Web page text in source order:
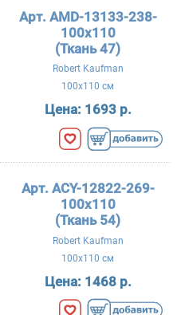
Арт. AMD-13133-238-
100x110
(Ткань 47)
Robert Kaufman
100x110 см
Цена: 1693 р.
Арт. ACY-12822-269-
100x110
(Ткань 54)
Robert Kaufman
100x110 см
Цена: 1468 р.